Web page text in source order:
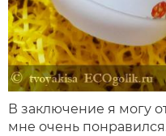
В заключение я могу
мне очень